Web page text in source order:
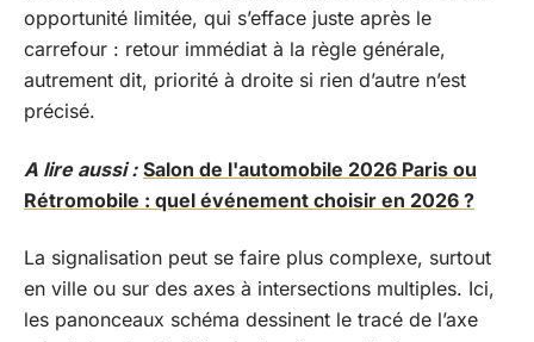
opportunité limitée, qui s’efface juste après le
carrefour : retour immédiat à la règle générale,
autrement dit, priorité à droite si rien d’autre n’est
précisé.
A lire aussi : Salon de l'automobile 2026 Paris ou
Rétromobile : quel événement choisir en 2026 ?
La signalisation peut se faire plus complexe, surtout
en ville ou sur des axes à intersections multiples. Ici,
les panonceaux schéma dessinent le tracé de l’axe